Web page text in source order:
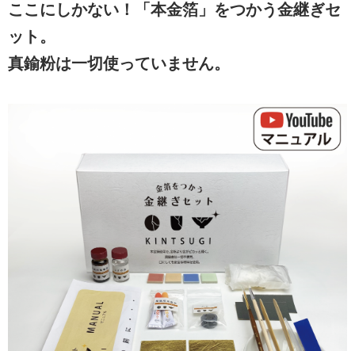
ここにしかない！「本金箔」をつかう金継ぎセ
ット。
真鍮粉は一切使っていません。